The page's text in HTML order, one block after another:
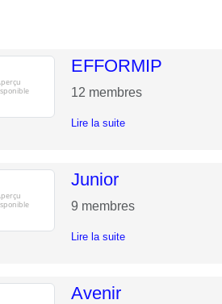
EFFORMIP
12 membres
Lire la suite
Junior
9 membres
Lire la suite
Avenir